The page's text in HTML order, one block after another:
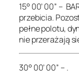
15° 00’ 00” –
przebicia.
pełne polotu,
nie przerażają
30° 00’ 00” – .